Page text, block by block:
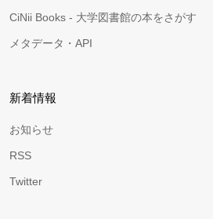
CiNii Books - 大学図書館の本をさがす
メタデータ・API
新着情報
お知らせ
RSS
Twitter